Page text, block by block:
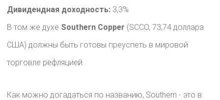
Дивидендная доходность: 3,3%
В том же духе Southern Copper (SCCO, 73,74 доллара
США) должны быть готовы преуспеть в мировой
торговле рефляцией.
Как можно догадаться по названию, Southern - это в